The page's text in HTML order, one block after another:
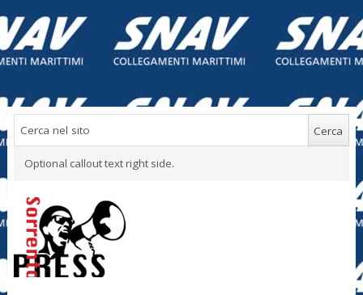
Optional callout text right side.